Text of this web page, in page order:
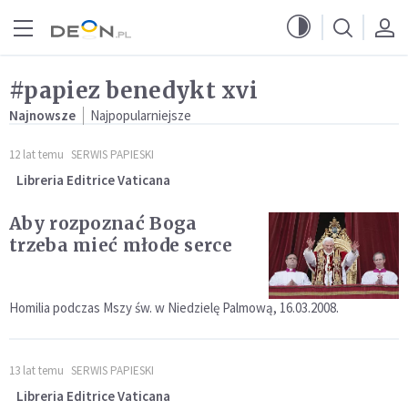
#papiez benedykt xvi
Najnowsze Najpopularniejsze
12 lat temu SERWIS PAPIESKI
Libreria Editrice Vaticana
Aby rozpoznać Boga
trzeba mieć młode serce
Homilia podczas Mszy św. w Niedzielę Palmową, 16.03.2008.
13 lat temu SERWIS PAPIESKI
Libreria Editrice Vaticana